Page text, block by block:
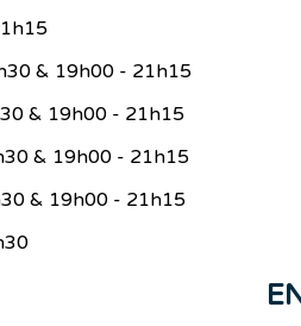
& 19h00 - 21h15
19h00 - 21h15
& 19h00 - 21h15
& 19h00 - 21h15